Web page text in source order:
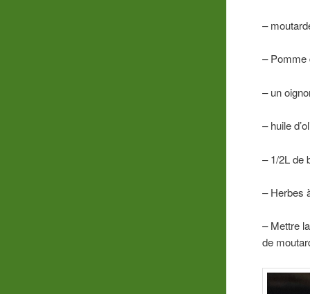
–
– Pomme
– un
– huile
– 1/2L de
– Herbes
– Mettre
de